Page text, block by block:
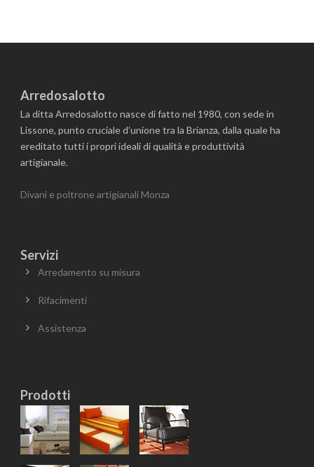
Arredosalotto
La ditta Arredosalotto nasce di fatto nel 1980, con sede in
Lissone, punto cruciale d’unione tra la Brianza, dalla quale ha
ereditato tutti i propri ideali di qualità e produttività
artigianale.
Divani e poltrone artigianali Monza
Servizi
Arredamento su misura
Rifacimenti
Assistenza
Prodotti